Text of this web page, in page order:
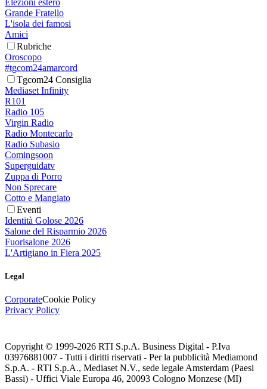
Grande Fratello
L'isola dei famosi
Amici
Rubriche
Oroscopo
#tgcom24amarcord
Tgcom24 Consiglia
Mediaset Infinity
R101
Radio 105
Virgin Radio
Radio Montecarlo
Radio Subasio
Comingsoon
Superguidatv
Zuppa di Porro
Non Sprecare
Cotto e Mangiato
Eventi
Identità Golose 2026
Salone del Risparmio 2026
Fuorisalone 2026
L'Artigiano in Fiera 2025
Legal
CorporateCookie Policy
Privacy Policy
Copyright © 1999-2026 RTI S.p.A. Business Digital - P.Iva
03976881007 - Tutti i diritti riservati - Per la pubblicità Mediamond
S.p.A. - RTI S.p.A., Mediaset N.V., sede legale Amsterdam (Paesi
Bassi) - Uffici Viale Europa 46, 20093 Cologno Monzese (MI)